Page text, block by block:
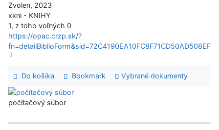
Zvolen, 2023
xkni - KNIHY
1, z toho voľných 0
https://opac.crzp.sk/?
fn=detailBiblioForm&sid=72C4190EA10FC8F71CD50AD508EF
Do košíka Bookmark Vybrané dokumenty
počítačový súbor